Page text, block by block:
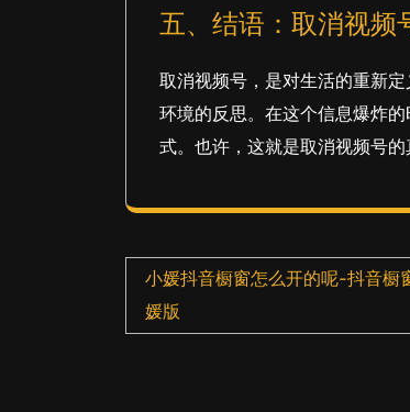
五、结语：取消视频
取消视频号，是对生活的重新
环境的反思。在这个信息爆炸
式。也许，这就是取消视频号的
文
章
小媛抖音橱窗怎么开的呢-抖音橱
媛版